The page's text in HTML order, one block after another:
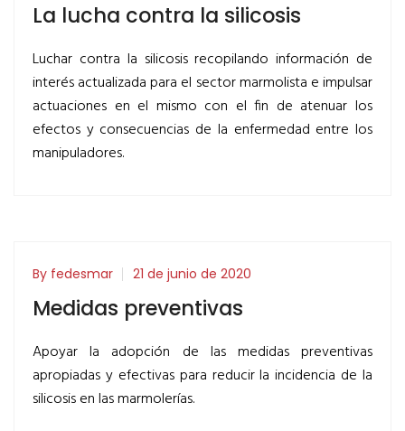
La lucha contra la silicosis
Luchar contra la silicosis recopilando información de
interés actualizada para el sector marmolista e impulsar
actuaciones en el mismo con el fin de atenuar los
efectos y consecuencias de la enfermedad entre los
manipuladores.
By fedesmar 21 de junio de 2020
Medidas preventivas
Apoyar la adopción de las medidas preventivas
apropiadas y efectivas para reducir la incidencia de la
silicosis en las marmolerías.